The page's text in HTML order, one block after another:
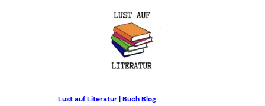
Lust auf Literatur | Buch Blog